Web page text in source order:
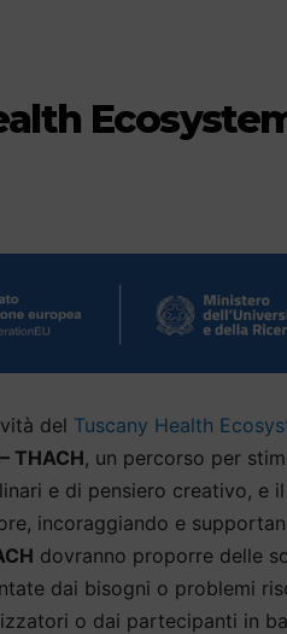
del Tuscany Health
THACH, un percorso per
e di pensiero creativo,
incoraggiando e
dovranno proporre delle
dai bisogni o problemi
o dai partecipanti in